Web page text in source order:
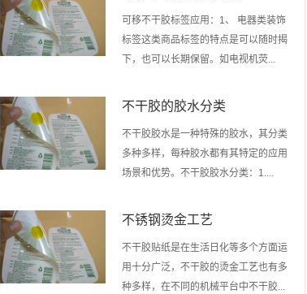
可移不干胶标签应用：1、 电器类装饰
标签这类商品标签的特点是可以随时揭
下，也可以长期保留。如电视机荧...
不干胶的胶水分类
不干胶胶水是一种特殊的胶水，其分类
多种多样，每种胶水都有其特定的应用
场景和优势。不干胶胶水分类：1....
不锈钢烫金工艺
不干胶贴纸是在生活日化等多个方面运
用十分广泛，不干胶的烫金工艺也有多
种多样，在不同的机械平台中不干胶...